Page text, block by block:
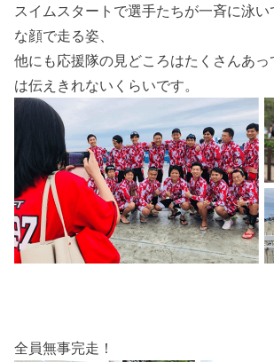
スイムスタートで選手たちが一斉に泳い
な顔で走る姿、
他にも応援隊の見どころはたくさんあ
は伝えきれないくらいです。
全員無事完走！